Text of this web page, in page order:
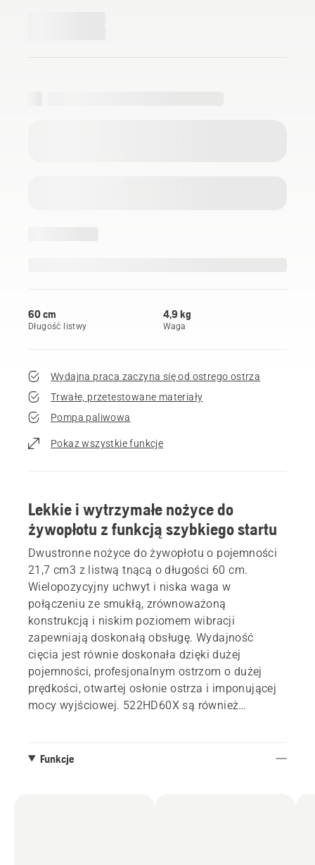
60 cm
Długość listwy
4,9 kg
Waga
Wydajna praca zaczyna się od ostrego ostrza
Trwałe, przetestowane materiały
Pompa paliwowa
Pokaz wszystkie funkcje
Lekkie i wytrzymałe nożyce do
żywopłotu z funkcją szybkiego startu
Dwustronne nożyce do żywopłotu o pojemności
21,7 cm3 z listwą tnącą o długości 60 cm.
Wielopozycyjny uchwyt i niska waga w
połączeniu ze smukłą, zrównoważoną
konstrukcją i niskim poziomem wibracji
zapewniają doskonałą obsługę. Wydajność
cięcia jest równie doskonała dzięki dużej
pojemności, profesjonalnym ostrzom o dużej
prędkości, otwartej osłonie ostrza i imponującej
mocy wyjściowej. 522HD60X są również
Funkcje